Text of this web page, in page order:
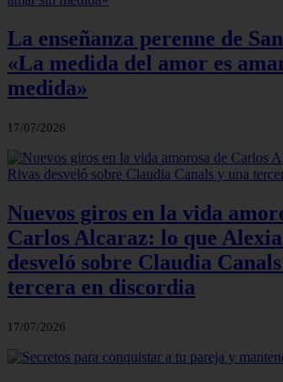
La enseñanza perenne de
«La medida del amor es
medida»
17/07/2026
Nuevos giros en la vida
Carlos Alcaraz: lo que
desveló sobre Claudia
tercera en discordia
17/07/2026